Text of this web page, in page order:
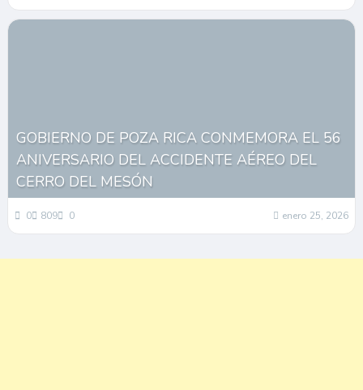
GOBIERNO DE POZA RICA CONMEMORA EL 56
ANIVERSARIO DEL ACCIDENTE AÉREO DEL
CERRO DEL MESÓN
0 809 0 enero 25, 2026